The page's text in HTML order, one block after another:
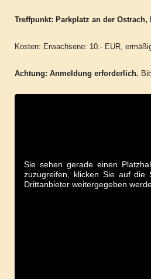
Treffpunkt: Parkplatz an der Ostrach,
Kosten: Erwachsene: 10.- EUR,
Achtung: Anmeldung erforderlich.
Sie sehen gerade einen
zuzugreifen, klicken Sie auf die
Drittanbieter weitergegeben